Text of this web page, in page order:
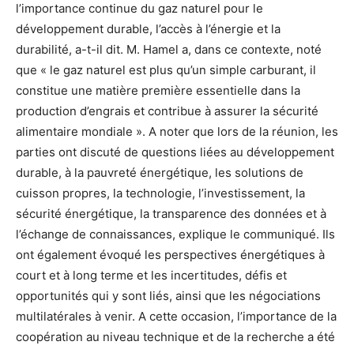
l’importance continue du gaz naturel pour le
développement durable, l’accès à l’énergie et la
durabilité, a-t-il dit. M. Hamel a, dans ce contexte, noté
que « le gaz naturel est plus qu’un simple carburant, il
constitue une matière première essentielle dans la
production d’engrais et contribue à assurer la sécurité
alimentaire mondiale ». A noter que lors de la réunion, les
parties ont discuté de questions liées au développement
durable, à la pauvreté énergétique, les solutions de
cuisson propres, la technologie, l’investissement, la
sécurité énergétique, la transparence des données et à
l’échange de connaissances, explique le communiqué. Ils
ont également évoqué les perspectives énergétiques à
court et à long terme et les incertitudes, défis et
opportunités qui y sont liés, ainsi que les négociations
multilatérales à venir. A cette occasion, l’importance de la
coopération au niveau technique et de la recherche a été